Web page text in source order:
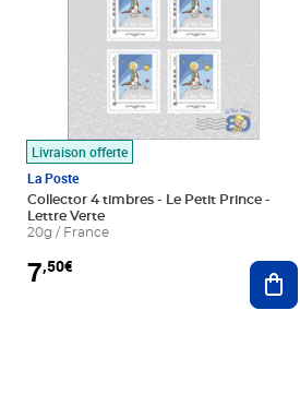
au panier
Livraison offerte
La Poste
Collector 4 timbres - Le Petit Prince -
Lettre Verte
20g / France
7,50€